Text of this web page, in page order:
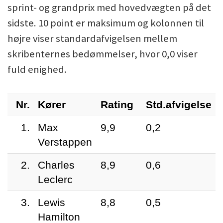
sprint- og grandprix med hovedvægten på det
sidste. 10 point er maksimum og kolonnen til
højre viser standardafvigelsen mellem
skribenternes bedømmelser, hvor 0,0 viser
fuld enighed.
Nr. Kører Rating
Std.afvigelse
1.
Max
Verstappen
9,9 0,2
2.
Charles
Leclerc
8,9 0,6
3.
Lewis
Hamilton
8,8 0,5